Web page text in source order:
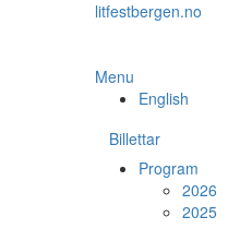
litfestbergen.no
Menu
English
Billettar
Program
2026
2025